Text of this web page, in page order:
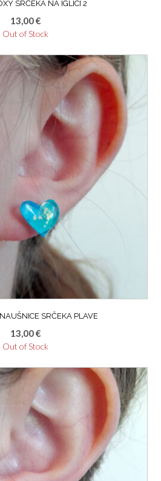
SRČEKA NA IGLICI 2
13,00€
Out of Stock
SRČEKA PLAVE
13,00€
Out of Stock